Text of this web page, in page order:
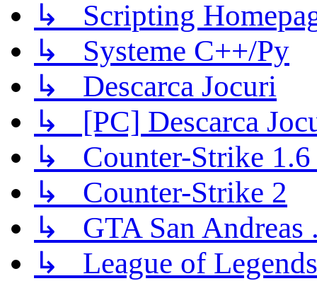
↳ Scripting
↳ Systeme C++/Py
↳ Descarca Jocuri
↳ [PC] Descarca
↳ Counter-Strike 1.6
↳ Counter-Strike 2
↳ GTA San Andreas
↳ League of Legends